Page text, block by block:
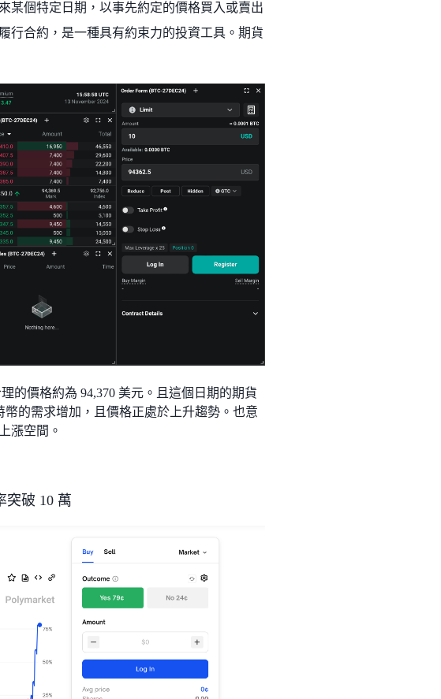
某個特定日期，以事先約定的價格買入或賣出
行合約，是一種具有約束力的投資工具。期貨
的價格約為 94,370 美元。且這個日期的期貨
的需求增加，且價格正處於上升趨勢。也意
漲空間。
突破 10 萬